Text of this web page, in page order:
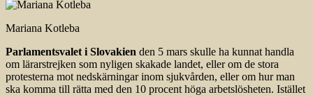
Mariana Kotleba
Parlamentsvalet i Slovakien den 5 mars skulle ha kunnat handla
om lärarstrejken som nyligen skakade landet, eller om de stora
protesterna mot nedskärningar inom sjukvården, eller om hur man
ska komma till rätta med den 10 procent höga arbetslösheten. Istället